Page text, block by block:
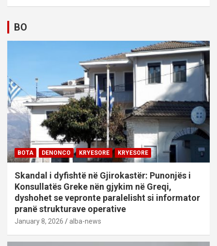
BO
BOTA DENONCO KRYESORE KRYESORE
Skandal i dyfishtë në Gjirokastër: Punonjës i
Konsullatës Greke nën gjykim në Greqi,
dyshohet se vepronte paralelisht si informator
pranë strukturave operative
January 8, 2026 alba-news